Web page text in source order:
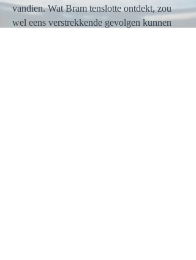
vandien. Wat Bram tenslotte ontdekt, zou
wel eens verstrekkende gevolgen kunnen